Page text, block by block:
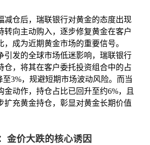
减仓后，瑞联银行对黄金的态度出现
转向主动购入，逐步修复黄金在客户
，成为近期黄金市场的重要信号。
引发的全球市场低迷影响，瑞联银行
仓，将其在客户委托投资组合中的占
至3%，规避短期市场波动风险。而当
金动作，持仓占比已回升至约6%，且
扩充黄金持仓，彰显对黄金长期价值
金价大跌的核心诱因